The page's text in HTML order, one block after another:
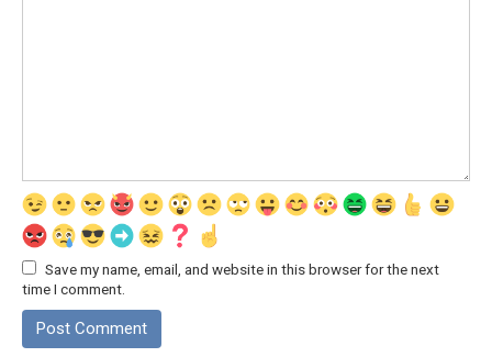
Save my name, email, and website in this browser for the next
time I comment.